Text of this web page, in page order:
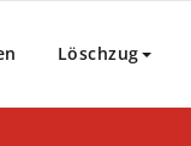
Löschzug